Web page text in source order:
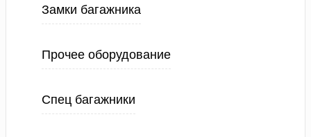
Замки багажника
Прочее оборудование
Спец багажники